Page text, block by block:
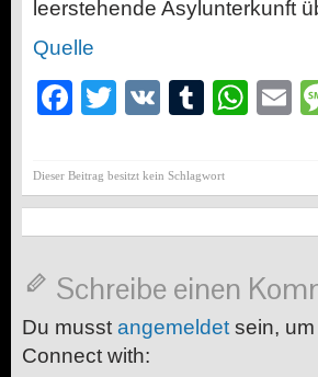
leerstehende Asylunterkunft
Quelle
Facebook
Twitter
VK Tumblr
Dieser Beitrag besitzt kein Schlagwort
Schreibe einen
Du musst angemeldet sein,
Connect with: